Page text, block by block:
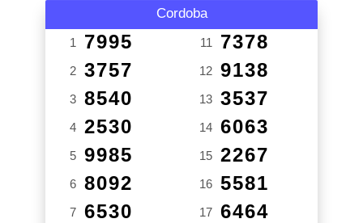
Cordoba
1 7995
2 3757
3 8540
4 2530
5 9985
6 8092
7 6530
11 7378
12 9138
13 3537
14 6063
15 2267
16 5581
17 6464